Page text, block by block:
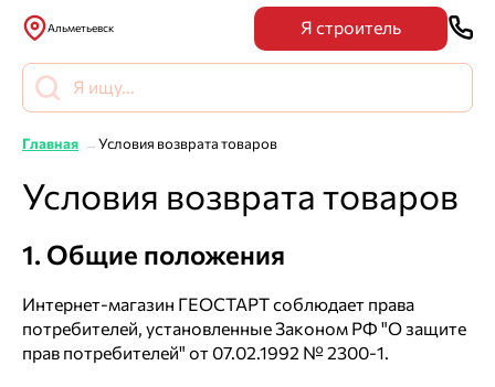
Альметьевск Я строитель
Главная Условия возврата товаров
Условия возврата товаров
1. Общие положения
Интернет-магазин ГЕОСТАРТ соблюдает права
потребителей, установленные Законом РФ "О защите
прав потребителей" от 07.02.1992 № 2300-1.